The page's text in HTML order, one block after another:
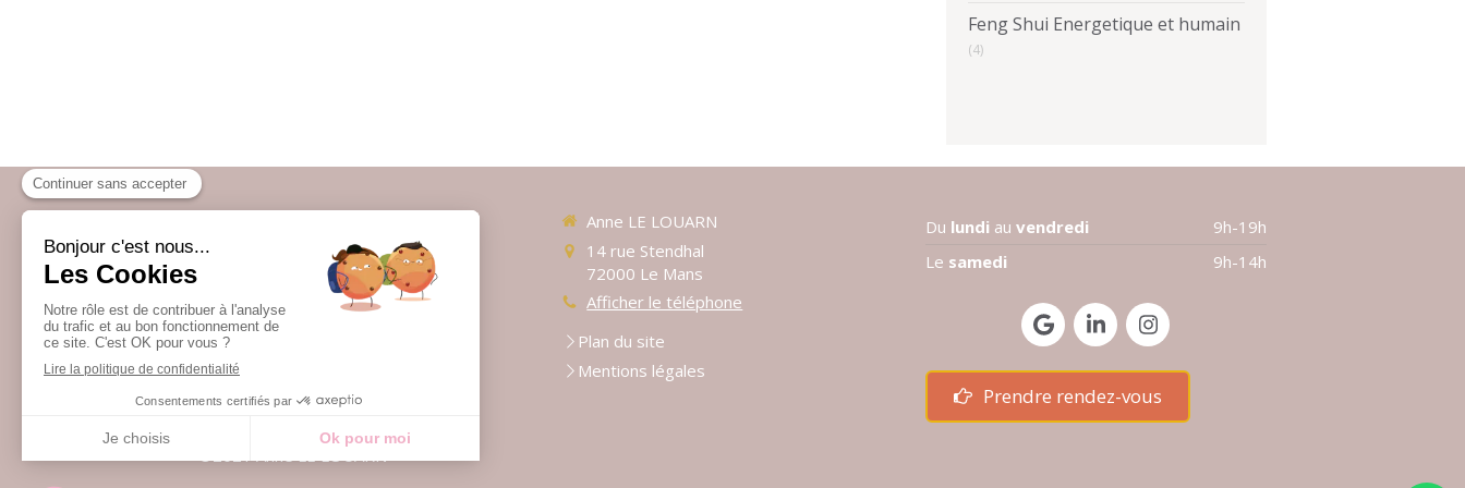
Feng Shui Energetique et humain
(4)
Infos pratiques
Témoignages
Contact
Anne LE LOUARN
14 rue Stendhal
72000 Le Mans
Afficher le téléphone
Plan du site
Mentions légales
Du lundi au vendredi
9h-19h
Le samedi 9h-14h
Prendre rendez-vous